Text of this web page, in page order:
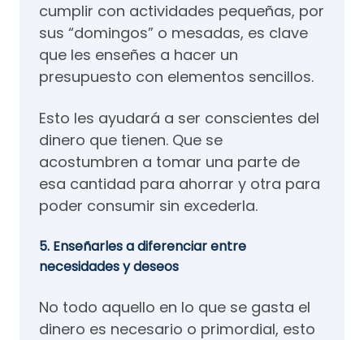
cumplir con actividades pequeñas, por
sus “domingos” o mesadas, es clave
que les enseñes a hacer un
presupuesto con elementos sencillos.
Esto les ayudará a ser conscientes del
dinero que tienen. Que se
acostumbren a tomar una parte de
esa cantidad para ahorrar y otra para
poder consumir sin excederla.
5. Enseñarles a diferenciar entre
necesidades y deseos
No todo aquello en lo que se gasta el
dinero es necesario o primordial, esto